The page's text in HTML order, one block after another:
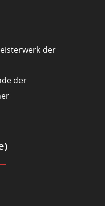
der
der